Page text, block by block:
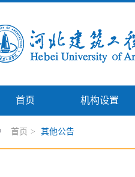
首页 机构设置
首页 > 其他公告